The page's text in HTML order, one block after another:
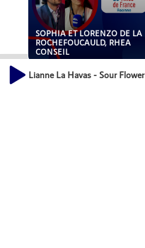
SOPHIA ET LORENZO DE LA
ROCHEFOUCAULD, RHEA
CONSEIL
Lianne La Havas - Sour Flower